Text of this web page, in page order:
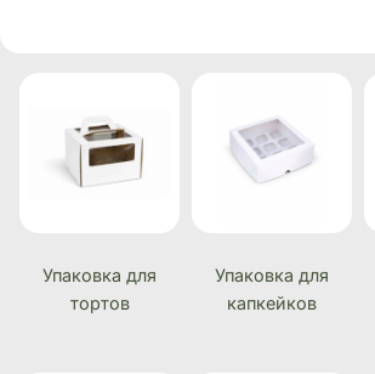
Упаковка для
тортов
Упаковка для
капкейков